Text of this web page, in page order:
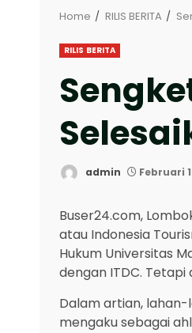
Home RILIS BERITA
RILIS BERITA
admin Februari
Buser24.com,
atau Indonesia
Hukum Universitas
dengan ITDC.
Dalam artian,
mengaku sebagai